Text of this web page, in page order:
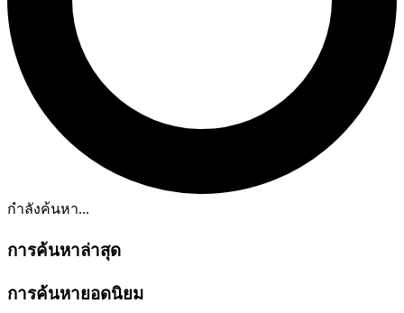
กำลังค้นหา...
การค้นหาล่าสุด
การค้นหายอดนิยม